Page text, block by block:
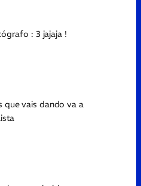
: 3 jajaja !
que vais dando va a